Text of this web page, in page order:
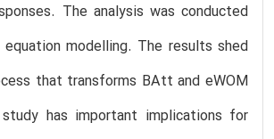
The analysis was conducted
modelling. The results shed
that transforms BAtt and eWOM
has important implications for